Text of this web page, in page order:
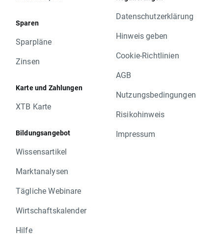
Sparen
Sparpläne
Zinsen
Karte und Zahlungen
XTB Karte
Bildungsangebot
Wissensartikel
Marktanalysen
Tägliche Webinare
Wirtschaftskalender
Hilfe
Datenschutzerklärung
Hinweis geben
Cookie-Richtlinien
AGB
Nutzungsbedingungen
Risikohinweis
Impressum